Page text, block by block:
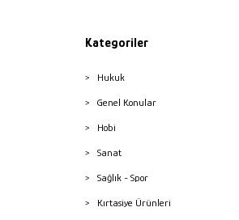
Kategoriler
Hukuk
Genel Konular
Hobi
Sanat
Sağlık - Spor
Kırtasiye Ürünleri